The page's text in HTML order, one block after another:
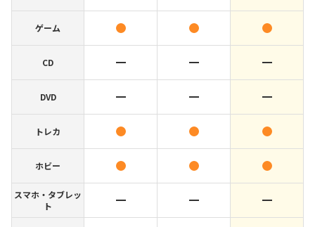
ゲーム
CD
DVD
トレカ
ホビー
スマホ・タブレッ
ト